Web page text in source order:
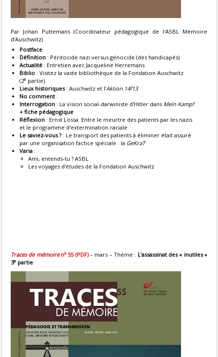
Par Johan Puttemans (Coordinateur pédagogique de l'ASBL Mémoire
d’Auschwitz)
Postface
Définition : Péritocide nazi versus génocide (des handicapés)
Actualité : Entretien avec Jacqueline Herremans
Biblio : Visitez la vaste bibliothèque de la Fondation Auschwitz
(2e partie)
Lieux historiques: Auschwitz et l’Aktion 14f13
No comment
Interrogation : La vision social-darwiniste d’Hitler dans Mein Kampf
+ fiche pédagogique
Réflexion : Ernst Lossa. Entre le meurtre des patients par les nazis
et le programme d'extermination raciale
Le saviez-vous ? : Le transport des patients à éliminer était assuré
par une organisation factice spéciale : la GeKraT
Varia :
Ami, entends-tu ? ASBL
Les voyages d’études de la Fondation Auschwitz
Traces de mémoireno55 (PDF)– mars – Thème : L’assassinat des « inutiles »
3e partie